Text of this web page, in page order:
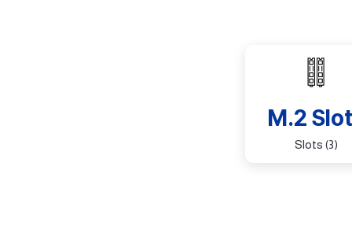
M.2
(3) Slots